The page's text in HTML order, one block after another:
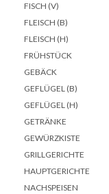
FISCH (V)
FLEISCH (B)
FLEISCH (H)
FRÜHSTÜCK
GEBÄCK
GEFLÜGEL (B)
GEFLÜGEL (H)
GETRÄNKE
GEWÜRZKISTE
GRILLGERICHTE
HAUPTGERICHTE
NACHSPEISEN